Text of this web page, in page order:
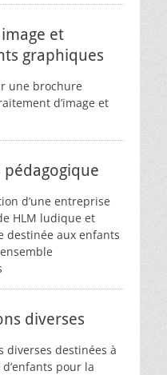
et
graphiques
une brochure
d’image et
pédagogique
d’une entreprise
HLM ludique et
destinée aux enfants
diverses
diverses destinées à
pour la